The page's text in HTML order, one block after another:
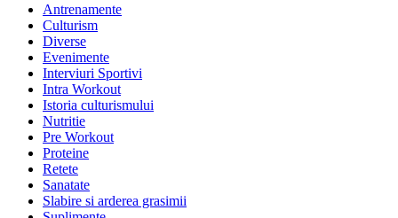
Antrenamente
Culturism
Diverse
Evenimente
Interviuri Sportivi
Intra Workout
Istoria culturismului
Nutritie
Pre Workout
Proteine
Retete
Sanatate
Slabire si arderea grasimii